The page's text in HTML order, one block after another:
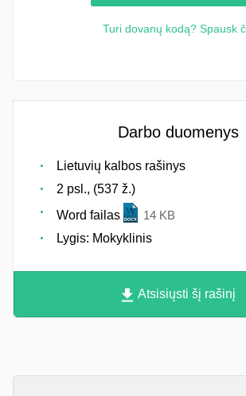
Turi dovanų kodą? Spausk
Darbo duomenys
Lietuvių kalbos rašinys
2 psl., (537 ž.)
Word failas
14 KB
Lygis: Mokyklinis
Atsisiųsti šį rašinį